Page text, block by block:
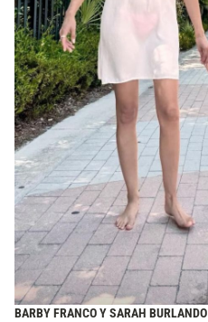
BARBY FRANCO Y SARAH BURLANDO